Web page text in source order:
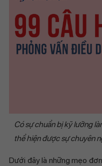
Có sự chuẩn bị kỹ lưỡng
thể hiện được sự chuyên
Dưới đây là những mẹo